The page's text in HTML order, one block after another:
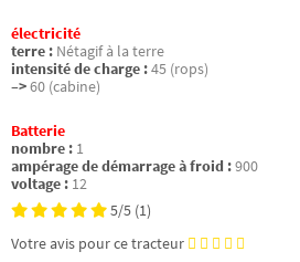
électricité
terre : Nétagif à la terre
intensité de charge :45 (rops)
–>60 (cabine)
Batterie
nombre : 1
ampérage de démarrage à froid :900
voltage : 12
5/5 (1)
Votre avis pour ce tracteur